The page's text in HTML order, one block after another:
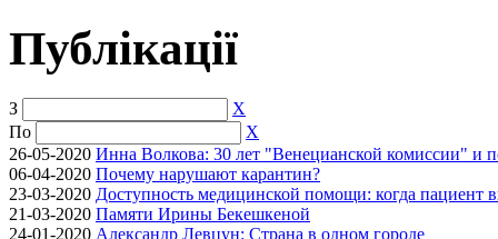
Публікації
З
X
По
X
26-05-2020 Инна Волкова: 30 лет "Венецианской комиссии" и
06-04-2020 Почему нарушают карантин?
23-03-2020 Доступность медицинской помощи: когда пациент
21-03-2020 Памяти Ирины Бекешкеной
24-01-2020 Александр Левцун: Страна в одном городе